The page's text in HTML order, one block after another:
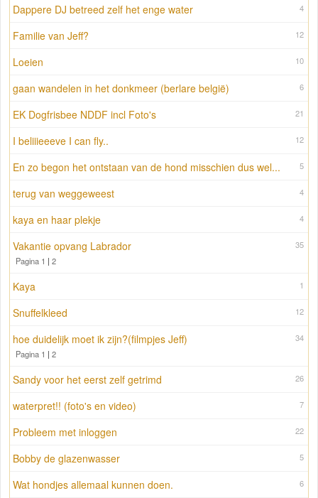
4
Dappere DJ betreed zelf het enge water
12
Familie van Jeff?
10
Loeien
6
gaan wandelen in het donkmeer (berlare belgië)
21
EK Dogfrisbee NDDF incl Foto's
12
I beliiieeeve I can fly..
5
En zo begon het ontstaan van de hond misschien dus wel...
4
terug van weggeweest
4
kaya en haar plekje
35
Vakantie opvang Labrador
Pagina 1 | 2
1
Kaya
12
Snuffelkleed
34
hoe duidelijk moet ik zijn?(filmpjes Jeff)
Pagina 1 | 2
26
Sandy voor het eerst zelf getrimd
7
waterpret!! (foto's en video)
22
Probleem met inloggen
5
Bobby de glazenwasser
6
Wat hondjes allemaal kunnen doen.